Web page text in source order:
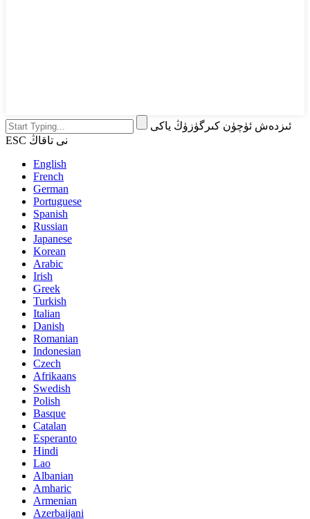
ئىزدەش ئۈچۈن كىرگۈزۈڭ ياكى
ESC نى تاقاڭ
English
French
German
Portuguese
Spanish
Russian
Japanese
Korean
Arabic
Irish
Greek
Turkish
Italian
Danish
Romanian
Indonesian
Czech
Afrikaans
Swedish
Polish
Basque
Catalan
Esperanto
Hindi
Lao
Albanian
Amharic
Armenian
Azerbaijani